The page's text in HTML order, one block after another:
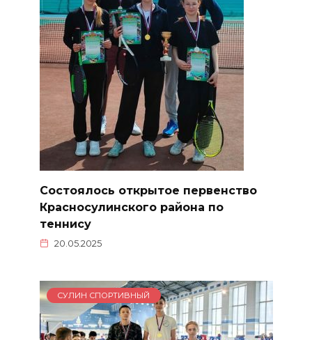
Состоялось открытое первенство
Красносулинского района по
теннису
20.05.2025
СУЛИН СПОРТИВНЫЙ